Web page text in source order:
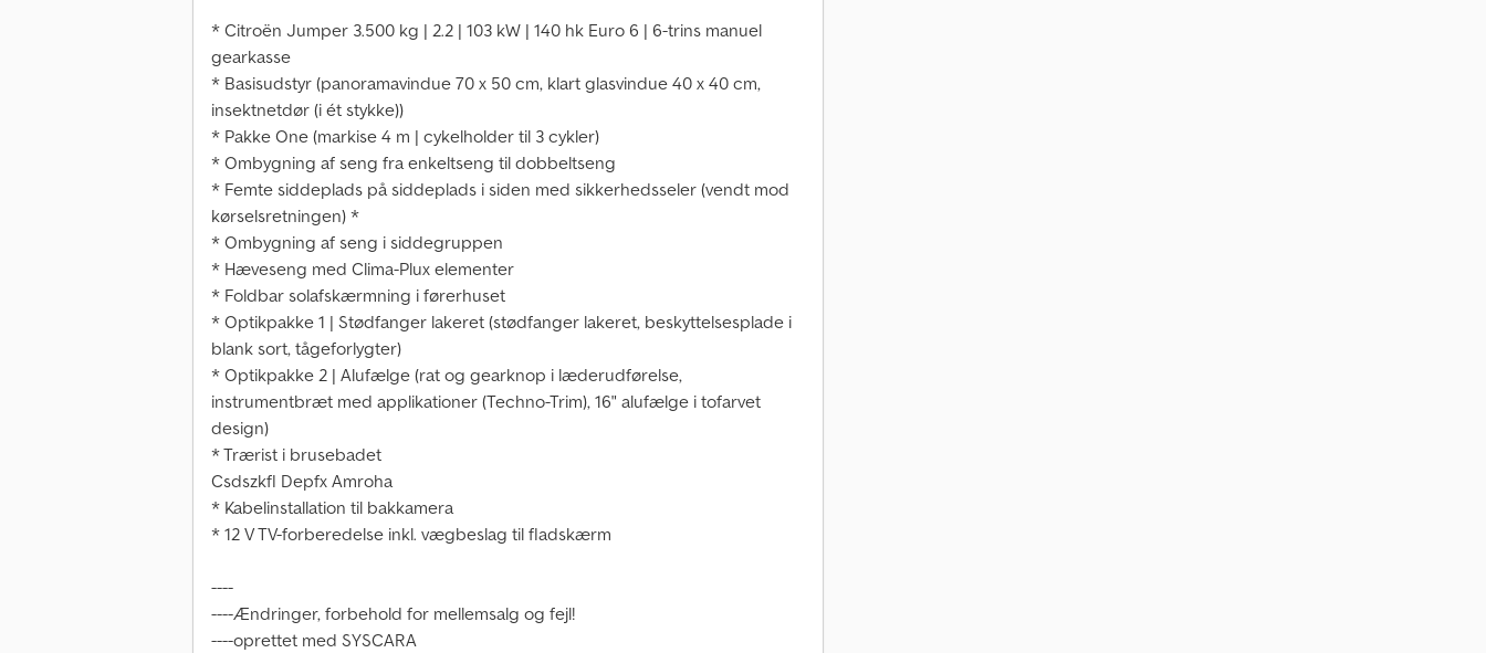
* Citroën Jumper 3.500 kg | 2.2 | 103 kW | 140 hk Euro 6 | 6-trins manuel
gearkasse
* Basisudstyr (panoramavindue 70 x 50 cm, klart glasvindue 40 x 40 cm,
insektnetdør (i ét stykke))
* Pakke One (markise 4 m | cykelholder til 3 cykler)
* Ombygning af seng fra enkeltseng til dobbeltseng
* Femte siddeplads på siddeplads i siden med sikkerhedsseler (vendt mod
kørselsretningen) *
* Ombygning af seng i siddegruppen
* Hæveseng med Clima-Plux elementer
* Foldbar solafskærmning i førerhuset
* Optikpakke 1 | Stødfanger lakeret (stødfanger lakeret, beskyttelsesplade i
blank sort, tågeforlygter)
* Optikpakke 2 | Alufælge (rat og gearknop i læderudførelse,
instrumentbræt med applikationer (Techno-Trim), 16" alufælge i tofarvet
design)
* Trærist i brusebadet
Csdszkfl Depfx Amroha
* Kabelinstallation til bakkamera
* 12 V TV-forberedelse inkl. vægbeslag til fladskærm
----
----Ændringer, forbehold for mellemsalg og fejl!
----oprettet med SYSCARA